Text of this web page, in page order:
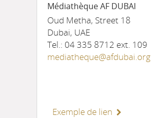
Médiathèque AF DUBAI
Oud Metha, Street 18
Dubai, UAE
Tel.: 04 335 8712 ext. 109
mediatheque@afdubai.org
Exemple de lien